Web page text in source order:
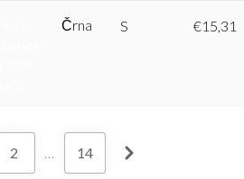
Črna S €15,31
2 … 14